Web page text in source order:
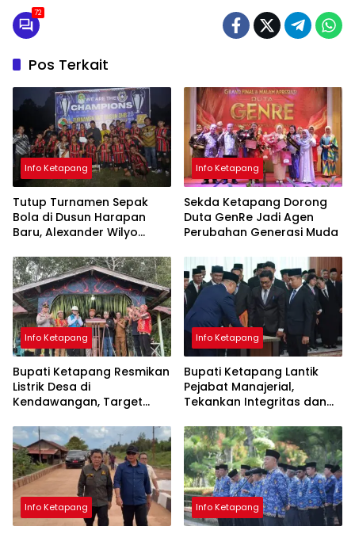
72
Pos Terkait
Info Ketapang
Tutup Turnamen Sepak
Bola di Dusun Harapan
Baru, Alexander Wilyo
terhadap Pembinaan Atlet
Info Ketapang
Sekda Ketapang Dorong
Duta GenRe Jadi Agen
Perubahan Generasi Muda
Info Ketapang
Bupati Ketapang Resmikan
Listrik Desa di
Kendawangan, Target
pada 2029
Info Ketapang
Bupati Ketapang Lantik
Pejabat Manajerial,
Tekankan Integritas dan
Info Ketapang Info Ketapang